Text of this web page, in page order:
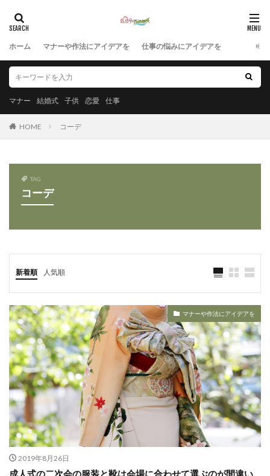
ホーム マナーや作法にアイデアを 仕事の悩みにアイデアを
マナー 結婚式 子供 恋愛 仕事
HOME コーデ
TAG
コーデ
新着順 人気順
マナーや作法にアイデアを
2019年8月26日
成人式の二次会の服装と靴は会場に合わせて選ぶのが間違い